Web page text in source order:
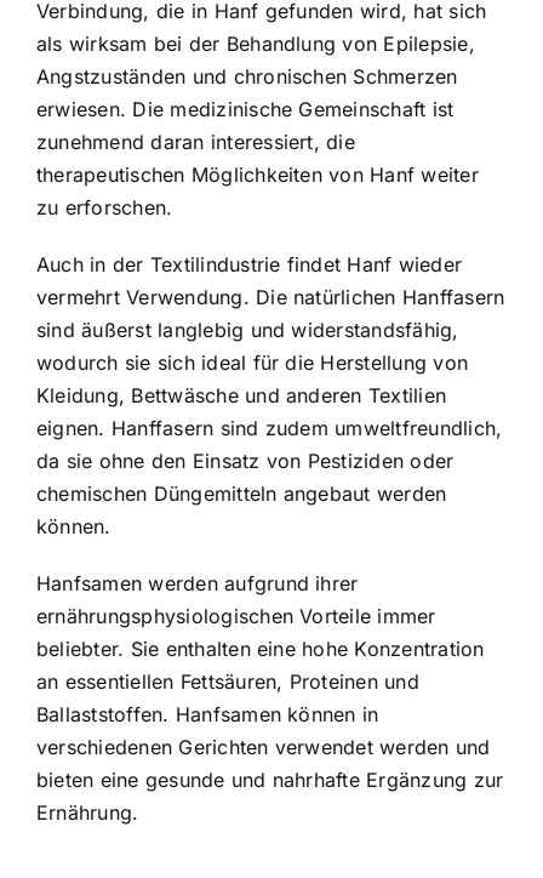
Verbindung, die in Hanf gefunden wird, hat sich
als wirksam bei der Behandlung von Epilepsie,
Angstzuständen und chronischen Schmerzen
erwiesen. Die medizinische Gemeinschaft ist
zunehmend daran interessiert, die
therapeutischen Möglichkeiten von Hanf weiter
zu erforschen.
Auch in der Textilindustrie findet Hanf wieder
vermehrt Verwendung. Die natürlichen Hanffasern
sind äußerst langlebig und widerstandsfähig,
wodurch sie sich ideal für die Herstellung von
Kleidung, Bettwäsche und anderen Textilien
eignen. Hanffasern sind zudem umweltfreundlich,
da sie ohne den Einsatz von Pestiziden oder
chemischen Düngemitteln angebaut werden
können.
Hanfsamen werden aufgrund ihrer
ernährungsphysiologischen Vorteile immer
beliebter. Sie enthalten eine hohe Konzentration
an essentiellen Fettsäuren, Proteinen und
Ballaststoffen. Hanfsamen können in
verschiedenen Gerichten verwendet werden und
bieten eine gesunde und nahrhafte Ergänzung zur
Ernährung.